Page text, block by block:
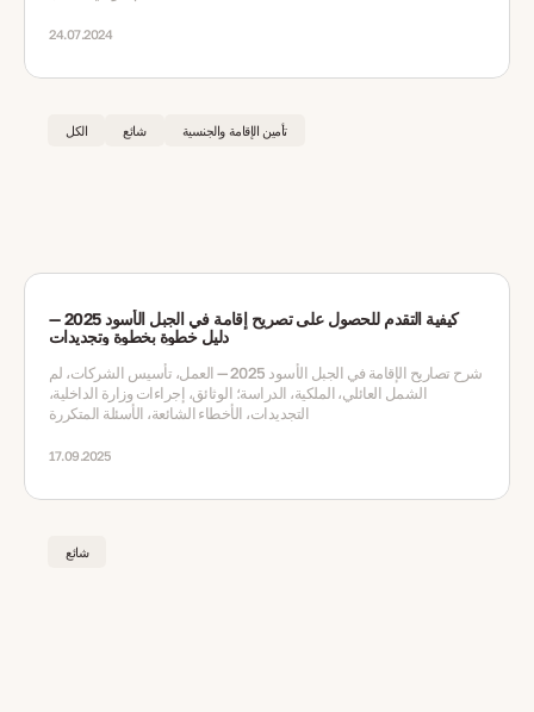
24.07.2024
الكل شائع تأمين الإقامة والجنسية
كيفية التقدم للحصول على تصريح إقامة في الجبل الأسود 2025 —
دليل خطوة بخطوة وتجديدات
شرح تصاريح الإقامة في الجبل الأسود 2025 — العمل، تأسيس الشركات، لم
الشمل العائلي، الملكية، الدراسة؛ الوثائق، إجراءات وزارة الداخلية،
التجديدات، الأخطاء الشائعة، الأسئلة المتكررة
17.09.2025
شائع